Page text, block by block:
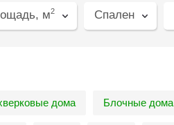
м2 Спален
дома Блочные дома